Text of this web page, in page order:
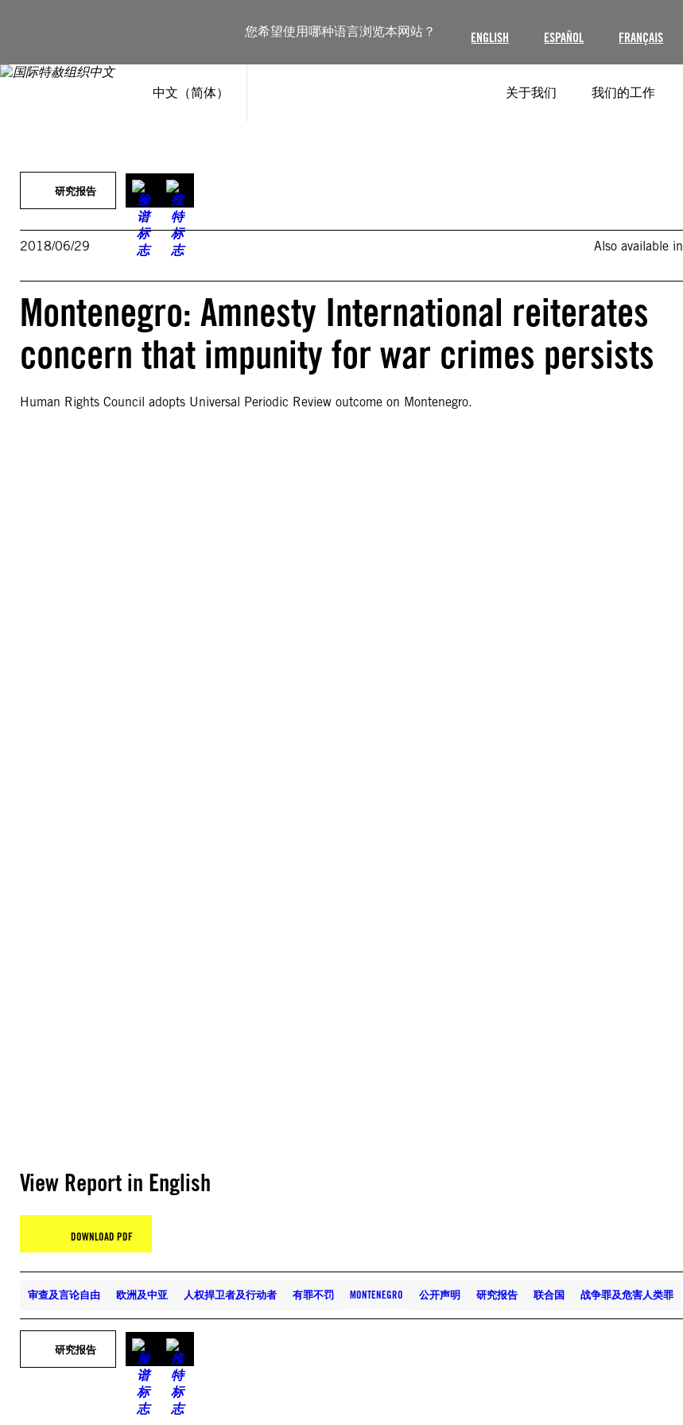
您希望使用哪种语言浏览本网站？ ENGLISH ESPAÑOL FRANÇAIS
中文（简体） 关于我们 我们的工作
研究报告
2018/06/29 Also available in
Montenegro: Amnesty International reiterates
concern that impunity for war crimes persists
Human Rights Council adopts Universal Periodic Review outcome on Montenegro.
View Report in English
DOWNLOAD PDF
审查及言论自由 欧洲及中亚 人权捍卫者及行动者 有罪不罚 MONTENEGRO 公开声明 研究报告 联合国 战争罪及危害人类罪
研究报告